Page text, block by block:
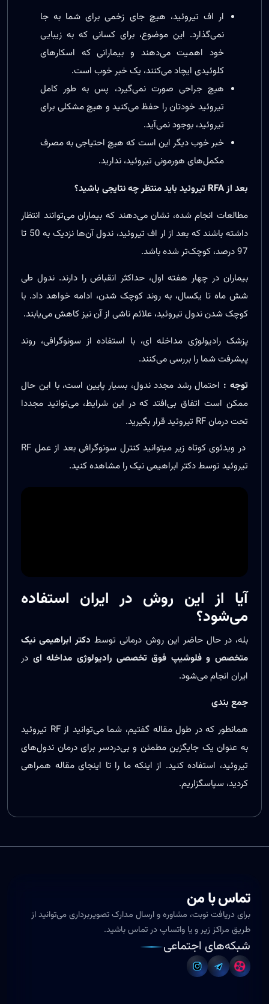
ار اف تیروئید، هیچ جای زخمی برای شما به جا
نمی‌گذارد. این موضوع، برای کسانی که به زیبایی
خود اهمیت می‌دهند و بیمارانی که اسکارهای
کلوئیدی ایچاد می‌کنند، یک خبر خوب است.
هیچ جراحی صورت نمی‌گیرد، پس به طور کامل
تیروئید خودتان را حفظ می‌کنید و هیچ مشکلی برای
تیروئید، بوجود نمی‌آید.
خبر خوب دیگر این است که هیچ احتیاجی به مصرف
مکمل‌های هورمونی تیروئید، ندارید.
بعد از RFA تیروئید باید منتظر چه نتایجی باشید؟
مطالعات انجام شده، نشان می‌دهند که بیماران می‌توانند انتظار
داشته باشند که بعد از ار اف تیروئید، ندول آن‌ها نزدیک به 50 تا
97 درصد، کوچک‌تر شده باشد.
بیماران در چهار هفته اول، حداکثر انقباض را دارند. ندول طی
شش ماه تا یکسال، به روند کوچک شدن، ادامه خواهد داد. با
کوچک شدن ندول تیروئید، علائم ناشی از آن نیز کاهش می‌یابند.
پزشک رادیولوژی مداخله ای، با استفاده از سونوگرافی، روند
پیشرفت شما را بررسی می‌کنند.
توجه : احتمال رشد مجدد ندول، بسیار پایین است، با این حال
ممکن است اتفاق بی‌افتد که در این شرایط، می‌توانید مجددا
تحت درمان RF تیروئید قرار بگیرید.
در ویدئوی کوتاه زیر میتوانید کنترل سونوگرافی بعد از عمل RF
تیروئید توسط دکتر ابراهیمی نیک را مشاهده کنید.
آیا از این روش در ایران استفاده
می‌شود؟
بله، در حال حاضر این روش درمانی توسط دکتر ابراهیمی نیک
متخصص و فلوشیپ فوق تخصصی رادیولوژی مداخله ای در
ایران انجام می‌شود.
جمع بندی
همانطور که در طول مقاله گفتیم، شما می‌توانید از RF تیروئید
به عنوان یک جایگزین مطمئن و بی‌دردسر برای درمان ندول‌های
تیروئید، استفاده کنید. از اینکه ما را تا اینجای مقاله همراهی
کردید، سپاسگزاریم.
تماس با من
برای دریافت نوبت، مشاوره و ارسال مدارک تصویربرداری می‌توانید از
طریق مراکز زیر و یا واتساپ در تماس باشید.
شبکه‌های اجتماعی